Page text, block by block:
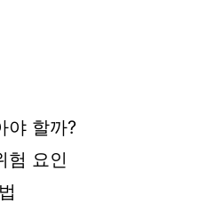
야 할까?
험 요인